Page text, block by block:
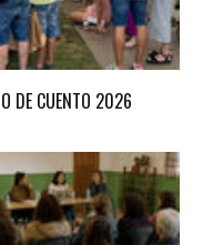
DE CUENTO 2026